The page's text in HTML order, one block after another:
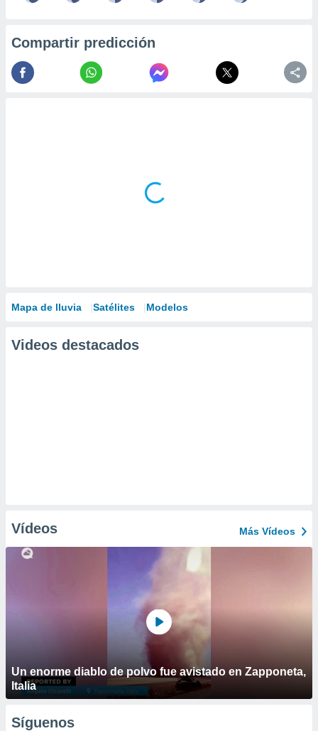
Compartir predicción
Mapa de lluvia Satélites Modelos
Videos destacados
Vídeos Más Vídeos
Un enorme diablo de polvo fue avistado en Zapponeta,
Italia
Síguenos